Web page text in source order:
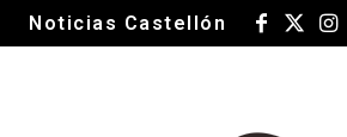
Noticias Castellón